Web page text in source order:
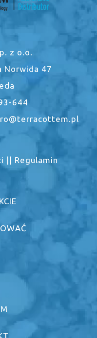
z o.o.
Norwida 47
644
|| Regulamin